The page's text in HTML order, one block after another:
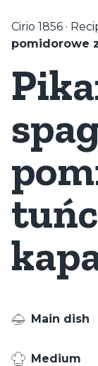
Cirio 1856 ·
pomidorowe
Main dish
Medium